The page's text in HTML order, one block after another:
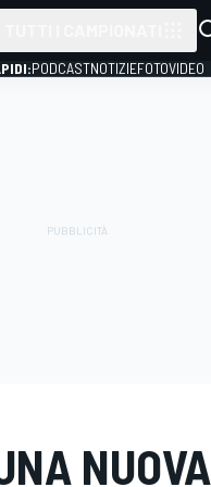
PODCASTNOTIZIEFOTOVIDEO
NUOVA